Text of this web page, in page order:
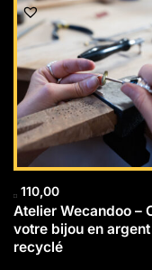
110,00
Atelier Wecandoo –
votre bijou en argent
recyclé